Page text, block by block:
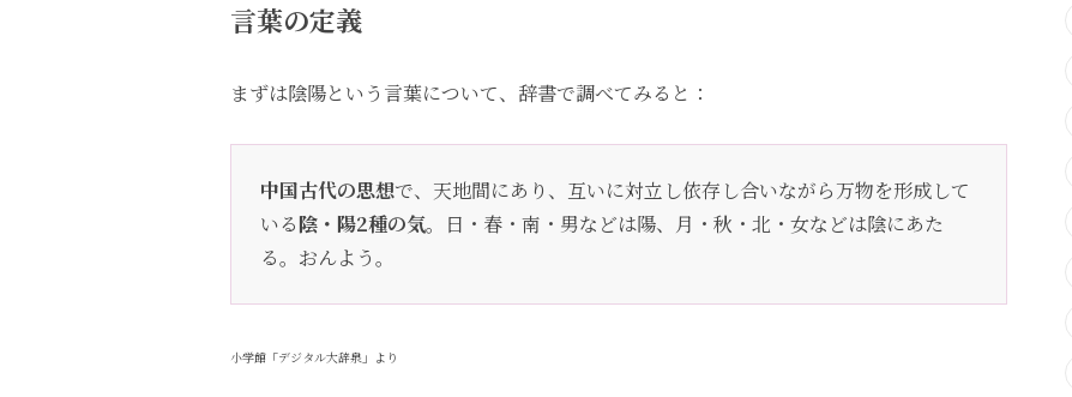
言葉の定義
まずは陰陽という言葉について、辞書で調べてみると：
中国古代の思想で、天地間にあり、互いに対立し依存し合いながら万物を形成して
いる陰・陽2種の気。日・春・南・男などは陽、月・秋・北・女などは陰にあた
る。おんよう。
小学館「デジタル大辞泉」より